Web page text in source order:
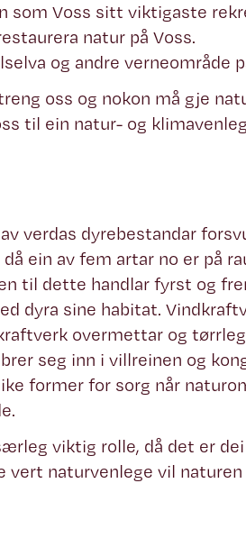
som Voss sitt viktigaste
natur på Voss.
og andre verneområde
oss og nokon må gje
til ein natur- og
verdas dyrebestandar
ein av fem artar no er på
til dette handlar fyrst og
dyra sine habitat.
overmettar og
seg inn i villreinen og
former for sorg når
viktig rolle, då det er
vert naturvenlege vil